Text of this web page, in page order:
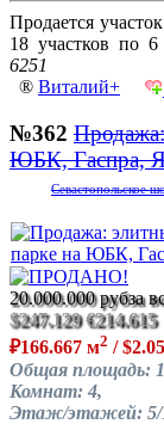
Продается
18 участков по
6251
® Виталий+
№362
ЮБК, Гаспра,
Севастопольское
20.000.000 рубза
$247.129 €214.615
₽166.667 м2 /
Общая площадь:
Комнат: 4,
Этаж/этажей: 5/